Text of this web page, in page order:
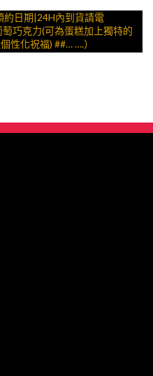
日期|24H內到貨請電
巧克力(可為蛋糕加上獨特的
文字、圖片或專利錄音/影片，打造個性化祝福) ##… ….）